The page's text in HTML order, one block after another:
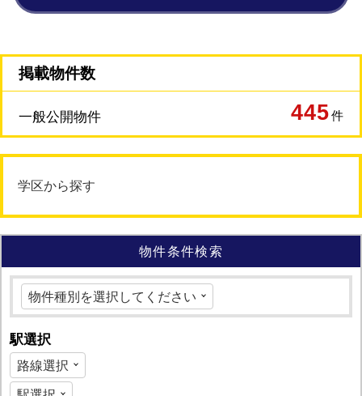
掲載物件数
一般公開物件 445件
学区から探す
物件条件検索
駅選択